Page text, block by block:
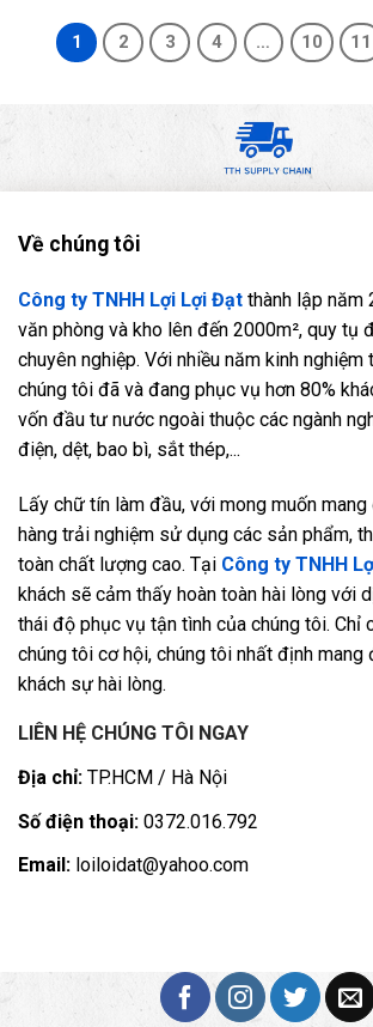
1 2 3 4 … 10 11
Về chúng tôi
Công ty TNHH Lợi Lợi Đạt thành lập năm
văn phòng và kho lên đến 2000m², quy tụ
chuyên nghiệp. Với nhiều năm kinh nghiệm
chúng tôi đã và đang phục vụ hơn 80%
vốn đầu tư nước ngoài thuộc các ngành
điện, dệt, bao bì, sắt thép,...
Lấy chữ tín làm đầu, với mong muốn mang
hàng trải nghiệm sử dụng các sản phẩm,
toàn chất lượng cao. Tại Công ty TNHH
khách sẽ cảm thấy hoàn toàn hài lòng với
thái độ phục vụ tận tình của chúng tôi. Chỉ
chúng tôi cơ hội, chúng tôi nhất định mang
khách sự hài lòng.
LIÊN HỆ CHÚNG TÔI NGAY
Địa chỉ: TP.HCM / Hà Nội
Số điện thoại: 0372.016.792
Email: loiloidat@yahoo.com